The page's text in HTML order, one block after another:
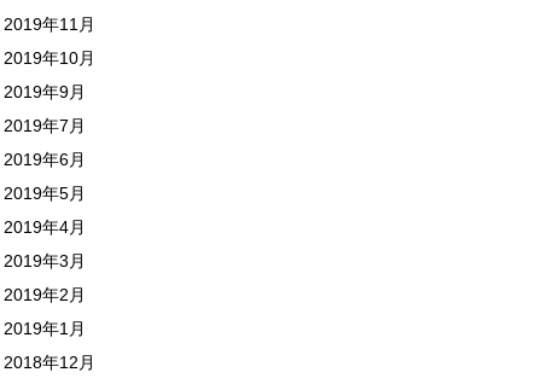
2019年11月
2019年10月
2019年9月
2019年7月
2019年6月
2019年5月
2019年4月
2019年3月
2019年2月
2019年1月
2018年12月